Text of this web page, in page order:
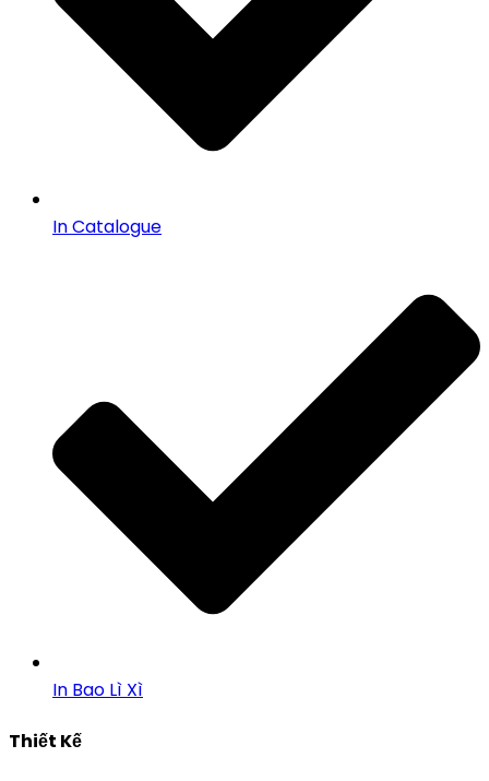
In Catalogue
In Bao Lì Xì
Thiết Kế